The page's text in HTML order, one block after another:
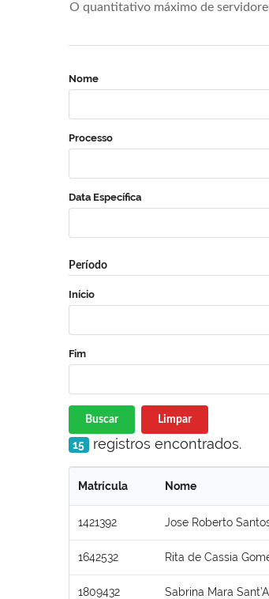
O quantitativo máximo de
Nome
Processo
Data Específica
Período
Início
Fim
Buscar Limpar
15 registros encontrados.
Matrícula Nome
1421392 Jose Roberto
1642532 Rita de Cassia
1809432 Sabrina Mara